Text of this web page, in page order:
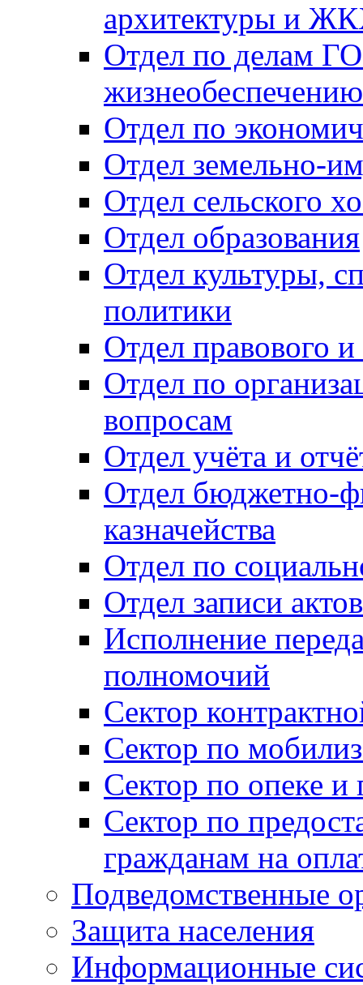
архитектуры и
Отдел по делам
Отдел по
Отдел земельно-
Отдел сельского
Отдел образования
Отдел культуры,
политики
Отдел правового
Отдел по
вопросам
Отдел учёта и
Отдел бюджетно-
казначейства
Отдел по
Отдел записи
Исполнение
полномочий
Сектор
Сектор по
Сектор по опеке и
Сектор по
гражданам на
Подведомственные
Защита населения
Информационные